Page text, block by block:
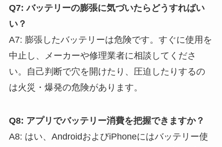
Q7: バッテリーの膨張に気づいたらどうすればい
い？
A7: 膨張したバッテリーは危険です。すぐに使用を
中止し、メーカーや修理業者に相談してくださ
い。自己判断で穴を開けたり、圧迫したりするの
は火災・爆発の危険があります。
Q8: アプリでバッテリー消費を把握できますか？
A8: はい、AndroidおよびiPhoneにはバッテリー使